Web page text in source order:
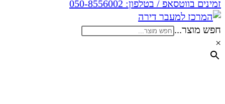
זמינים בווטסאפ / בטלפון: 050-8556002
חפש מוצר...
×